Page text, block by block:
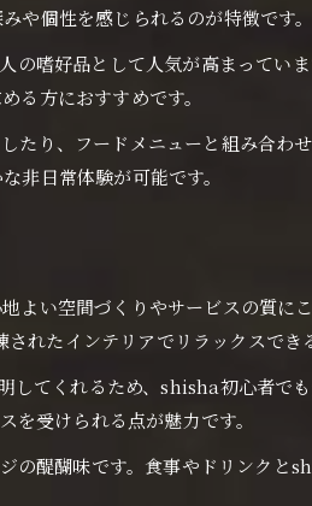
ラウンジで体験したいshishaの新感
クゼーション追求なら大阪府の
shisha空間で叶う至福のリラクゼー
大阪府でshishaを楽しむ癒しのポ
shishaで心地よい時間を過ごすコツ
shisha初心者がCigarLeafを選ぶ際
shishaで失敗しないCigarLeaf選
CigarLeafならではのshishaの味
や個性を感じられるのが特徴です。
の嗜好品として人気が高まって
る方におすすめです。
たり、フードメニューと組み合わ
非日常体験が可能です。
よい空間づくりやサービスの質
れたインテリアでリラックスでき
してくれるため、shisha初心者
受けられる点が魅力です。
の醍醐味です。食事やドリンク